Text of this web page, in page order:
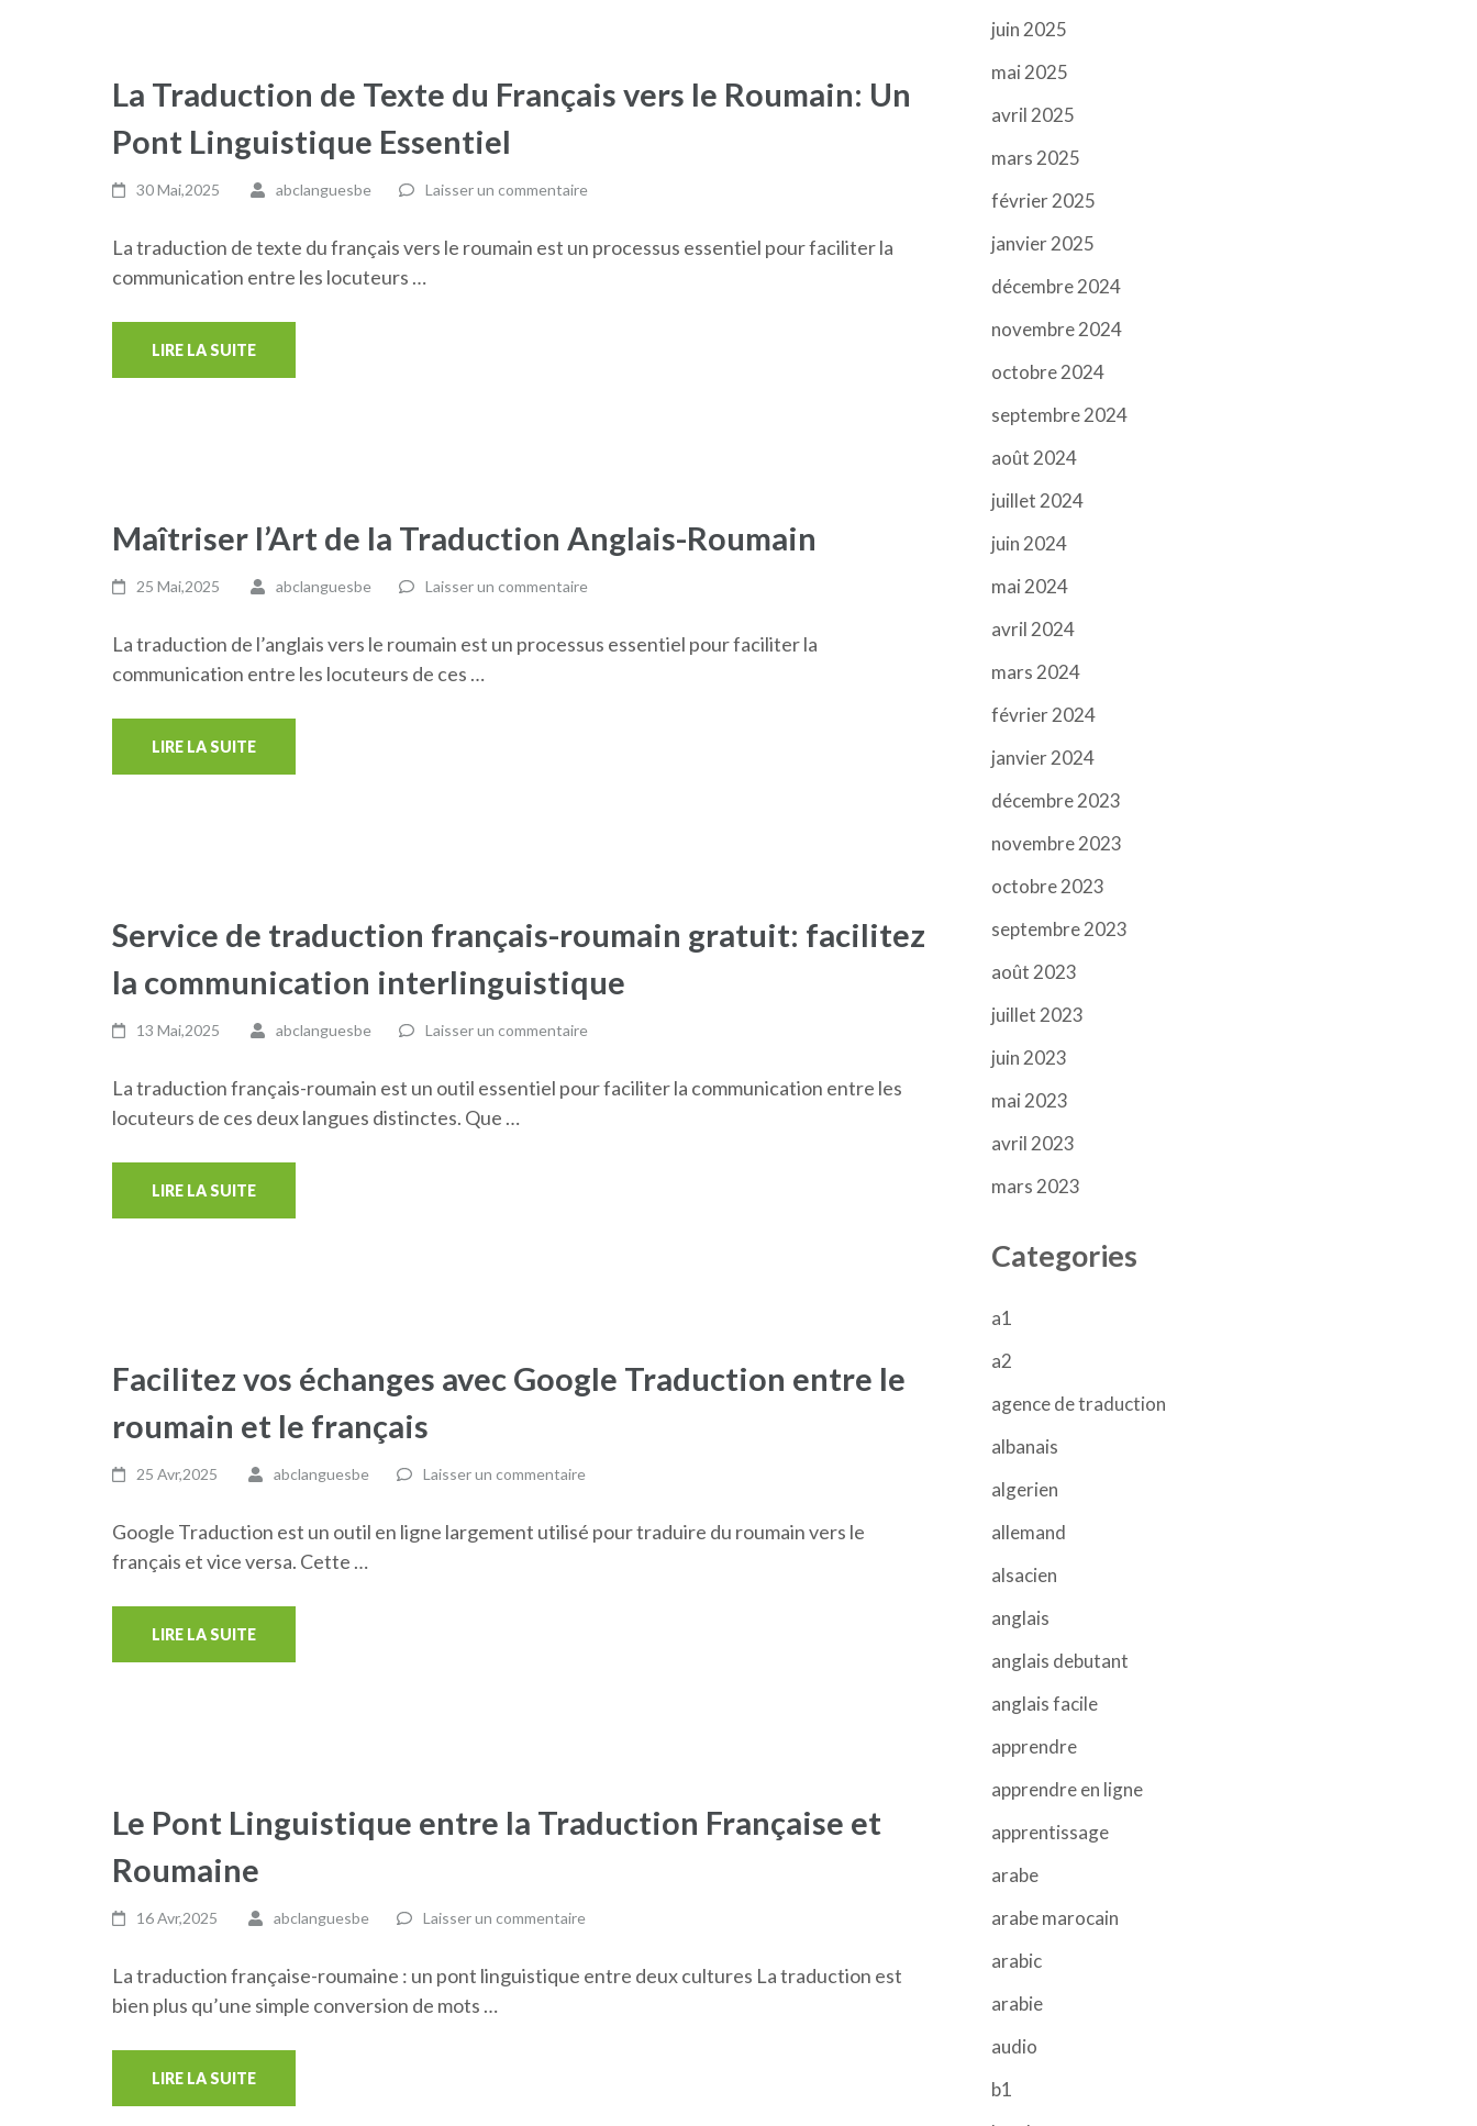
La Traduction de Texte du Français vers le Roumain: Un
Pont Linguistique Essentiel
30 Mai,2025 abclanguesbe Laisser un commentaire
La traduction de texte du français vers le roumain est un processus essentiel pour faciliter la
communication entre les locuteurs …
LIRE LA SUITE
Maîtriser l’Art de la Traduction Anglais-Roumain
25 Mai,2025 abclanguesbe Laisser un commentaire
La traduction de l’anglais vers le roumain est un processus essentiel pour faciliter la
communication entre les locuteurs de ces …
LIRE LA SUITE
Service de traduction français-roumain gratuit: facilitez
la communication interlinguistique
13 Mai,2025 abclanguesbe Laisser un commentaire
La traduction français-roumain est un outil essentiel pour faciliter la communication entre les
locuteurs de ces deux langues distinctes. Que …
LIRE LA SUITE
Facilitez vos échanges avec Google Traduction entre le
roumain et le français
25 Avr,2025 abclanguesbe Laisser un commentaire
Google Traduction est un outil en ligne largement utilisé pour traduire du roumain vers le
français et vice versa. Cette …
LIRE LA SUITE
Le Pont Linguistique entre la Traduction Française et
Roumaine
16 Avr,2025 abclanguesbe Laisser un commentaire
La traduction française-roumaine : un pont linguistique entre deux cultures La traduction est
bien plus qu’une simple conversion de mots …
LIRE LA SUITE
juin 2025
mai 2025
avril 2025
mars 2025
février 2025
janvier 2025
décembre 2024
novembre 2024
octobre 2024
septembre 2024
août 2024
juillet 2024
juin 2024
mai 2024
avril 2024
mars 2024
février 2024
janvier 2024
décembre 2023
novembre 2023
octobre 2023
septembre 2023
août 2023
juillet 2023
juin 2023
mai 2023
avril 2023
mars 2023
Categories
a1
a2
agence de traduction
albanais
algerien
allemand
alsacien
anglais
anglais debutant
anglais facile
apprendre
apprendre en ligne
apprentissage
arabe
arabe marocain
arabic
arabie
audio
b1